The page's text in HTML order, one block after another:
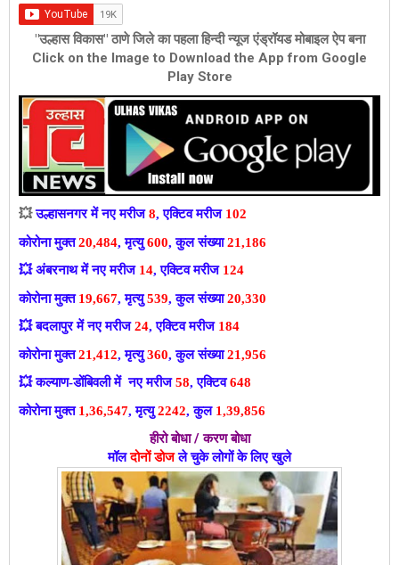
"उल्हास विकास" ठाणे जिले का पहला हिन्दी न्यूज एंड्रॉयड मोबाइल ऐप बना
Click on the Image to Download the App from Google
Play Store
💥उल्हासनगर में नए मरीज8, एक्टिव मरीज 102
कोरोना मुक्त20,484, मृत्यु600, कुल संख्या21,186
💥अंबरनाथ में नए मरीज 14, एक्टिव मरीज 124
कोरोना मुक्त19,667, मृत्यु539, कुल संख्या20,330
💥बदलापुर में नए मरीज24, एक्टिव मरीज 184
कोरोना मुक्त21,412, मृत्यु360, कुल संख्या21,956
💥कल्याण-डोंबिवली में नए मरीज58, एक्टिव648
कोरोना मुक्त1,36,547, मृत्यु2242, कुल 1,39,856
हीरो बोधा / करण बोधा
मॉलदोनों डोजले चुके लोगों के लिए खुले